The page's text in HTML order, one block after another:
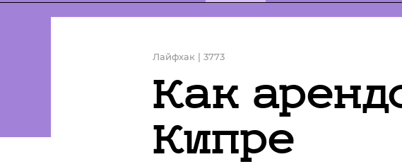
Лайфхак | 3773
Как
Кипре